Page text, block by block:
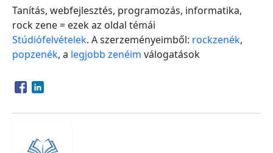
Tanítás, webfejlesztés, programozás, informatika,
rock zene = ezek az oldal témái
Stúdiófelvételek. A szerzeményeimből: rockzenék,
popzenék, a legjobb zenéim válogatások
Opens in a new window
Opens in a new window